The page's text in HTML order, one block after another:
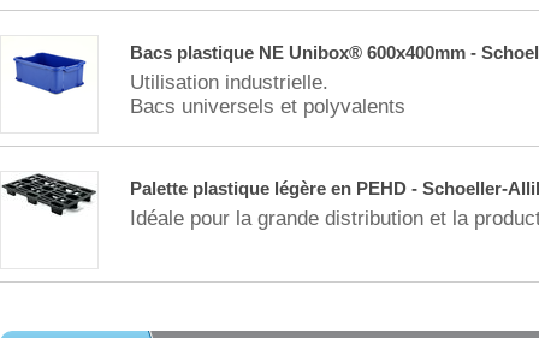
Bacs plastique NE Unibox® 600x400mm -
Utilisation industrielle.
Bacs universels et polyvalents
Palette plastique légère en PEHD - Schoeller-
Idéale pour la grande distribution et la